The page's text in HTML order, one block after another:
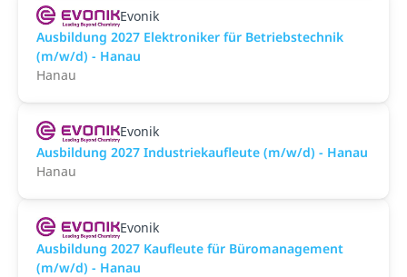
Evonik
Ausbildung 2027 Elektroniker für Betriebstechnik
(m/w/d) - Hanau
Hanau
Evonik
Ausbildung 2027 Industriekaufleute (m/w/d) - Hanau
Hanau
Evonik
Ausbildung 2027 Kaufleute für Büromanagement
(m/w/d) - Hanau